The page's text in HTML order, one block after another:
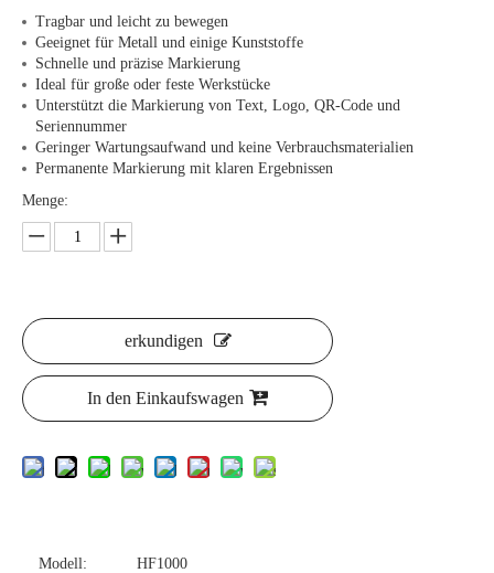
Tragbar und leicht zu bewegen
Geeignet für Metall und einige Kunststoffe
Schnelle und präzise Markierung
Ideal für große oder feste Werkstücke
Unterstützt die Markierung von Text, Logo, QR-Code und
Seriennummer
Geringer Wartungsaufwand und keine Verbrauchsmaterialien
Permanente Markierung mit klaren Ergebnissen
Menge:
erkundigen
In den Einkaufswagen
Modell: HF1000